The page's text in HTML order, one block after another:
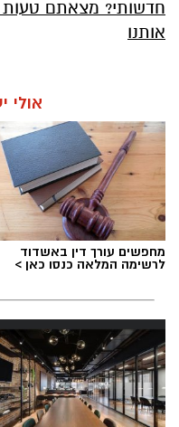
חדשותי? מצאתם
אותנו
אולי
מחפשים עורך דין באשדוד
לרשימה המלאה כנסו כאן >